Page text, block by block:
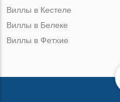
Виллы в Кестеле
Виллы в Белеке
Виллы в Фетхие